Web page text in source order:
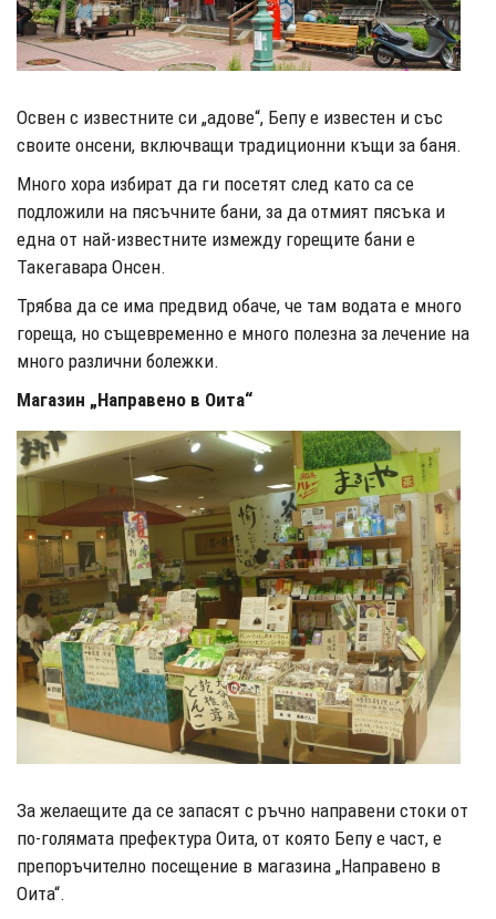
Освен с известните си „адове“, Бепу е известен и със
своите онсени, включващи традиционни къщи за баня.
Много хора избират да ги посетят след като са се
подложили на пясъчните бани, за да отмият пясъка и
една от най-известните измежду горещите бани е
Такегавара Онсен.
Трябва да се има предвид обаче, че там водата е много
гореща, но същевременно е много полезна за лечение на
много различни болежки.
Магазин „Направено в Оита“
За желаещите да се запасят с ръчно направени стоки от
по-голямата префектура Оита, от която Бепу е част, е
препоръчително посещение в магазина „Направено в
Оита“.